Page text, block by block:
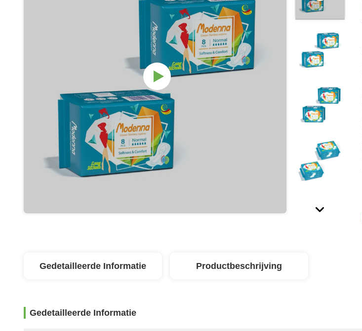
Gedetailleerde Informatie Productbeschrijving
Gedetailleerde Informatie